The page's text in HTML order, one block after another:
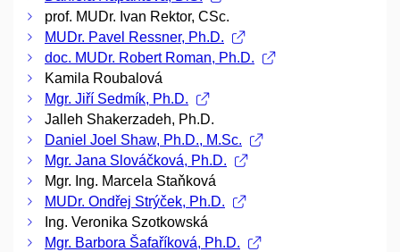
prof. MUDr. Ivan Rektor, CSc.
MUDr. Pavel Ressner, Ph.D.
doc. MUDr. Robert Roman, Ph.D.
Kamila Roubalová
Mgr. Jiří Sedmík, Ph.D.
Jalleh Shakerzadeh, Ph.D.
Daniel Joel Shaw, Ph.D., M.Sc.
Mgr. Jana Slováčková, Ph.D.
Mgr. Ing. Marcela Staňková
MUDr. Ondřej Strýček, Ph.D.
Ing. Veronika Szotkowská
Mgr. Barbora Šafaříková, Ph.D.